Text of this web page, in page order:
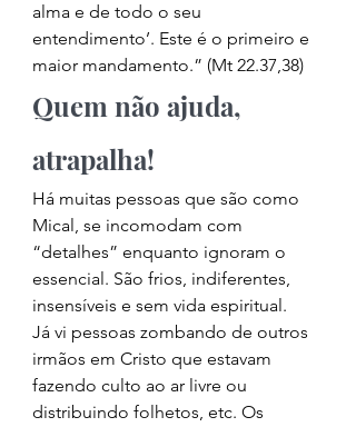
alma e de todo o seu
entendimento’. Este é o primeiro e
maior mandamento.” (Mt 22.37,38)
Quem não ajuda,
atrapalha!
Há muitas pessoas que são como
Mical, se incomodam com
“detalhes” enquanto ignoram o
essencial. São frios, indiferentes,
insensíveis e sem vida espiritual.
Já vi pessoas zombando de outros
irmãos em Cristo que estavam
fazendo culto ao ar livre ou
distribuindo folhetos, etc. Os